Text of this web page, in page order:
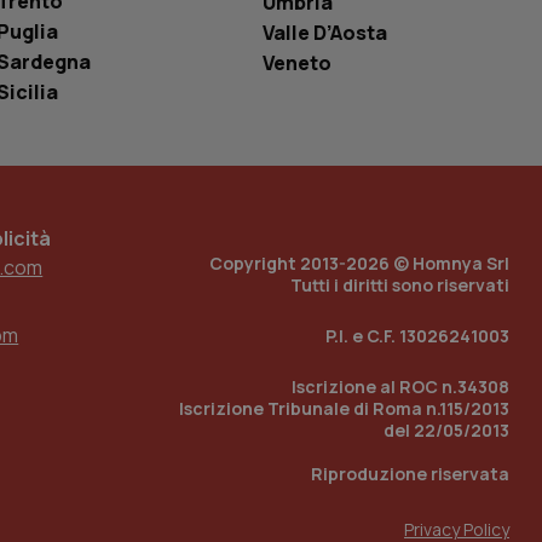
Valle D’Aosta
Veneto
Copyright 2013-2026 © Homnya Srl
Tutti i diritti sono riservati
P.I. e C.F. 13026241003
Iscrizione al ROC n.34308
Iscrizione Tribunale di Roma n.115/2013
del 22/05/2013
Riproduzione riservata
Privacy Policy
in cui viene
sito, ma un
di accesso per
Analytics
per mantenere
traccia
incorporati
del sito web sta
traccia